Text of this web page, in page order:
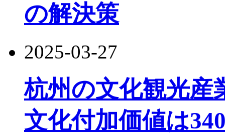
の解決策
2025-03-27
杭州の文化観光産
文化付加価値は